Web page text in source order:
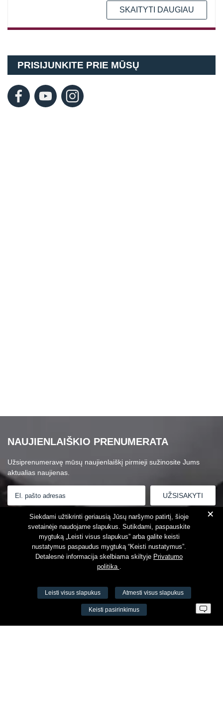
SKAITYTI DAUGIAU
PRISIJUNKITE PRIE MŪSŲ
NAUJIENLAIŠKIO PRENUMERATA
Užsiprenumeravę mūsų naujienlaiškį pirmieji sužinosite Jums
aktualias naujienas.
Susipažinau suPrivatumo politika
VŠĮ Fitneso mokymo centras AEROMIX
+
Siekdami užtikrinti geriausią Jūsų naršymo patirtį, šioje
svetainėje naudojame slapukus. Sutikdami, paspauskite
mygtuką „Leisti visus slapukus” arba galite keisti
nustatymus paspaudus mygtuką “Keisti nustatymus”.
Detalesnė informacija skelbiama skiltyje Privatumo
politika .
Leisti visus slapukus Atmesti visus slapukus
Keisti pasirinkimus